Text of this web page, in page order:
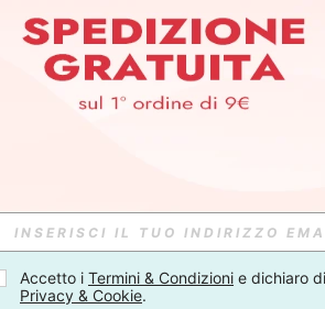
APP
NEWSLETTER PER SCOPRIRE LE ULTIME
LA SOTTOSCRIZIONE IN QUALSIASI
Accetto i Termini & Condizioni e dichiaro
Privacy & Cookie.